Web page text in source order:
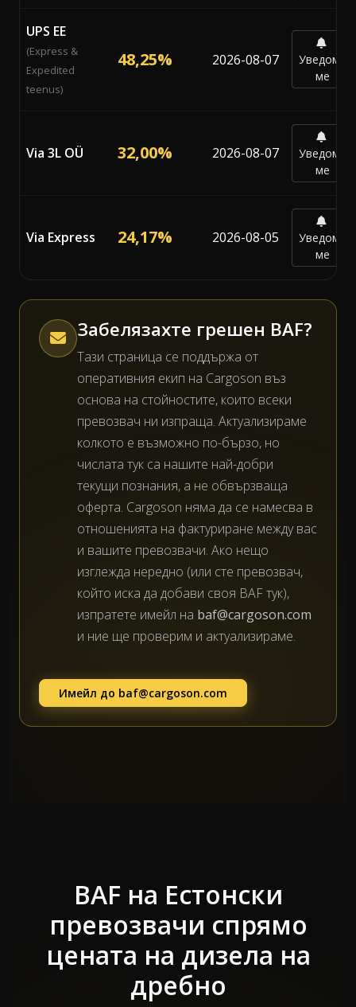
UPS EE
(Express &
Expedited
teenus)
48,25% 2026-08-07
Уведоми
ме
Via 3L OÜ 32,00% 2026-08-07
Уведоми
ме
Via Express 24,17% 2026-08-05
Уведоми
ме
Забелязахте грешен BAF?
Тази страница се поддържа от
оперативния екип на Cargoson въз
основа на стойностите, които всеки
превозвач ни изпраща. Актуализираме
колкото е възможно по-бързо, но
числата тук са нашите най-добри
текущи познания, а не обвързваща
оферта. Cargoson няма да се намесва в
отношенията на фактуриране между вас
и вашите превозвачи. Ако нещо
изглежда нередно (или сте превозвач,
който иска да добави своя BAF тук),
изпратете имейл на baf@cargoson.com
и ние ще проверим и актуализираме.
Имейл до baf@cargoson.com
BAF на Естонски
превозвачи спрямо
цената на дизела на
дребно